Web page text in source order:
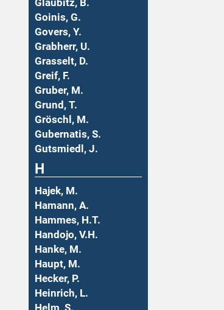
Glaubitz, B.
Goinis, G.
Govers, Y.
Grabherr, U.
Grasselt, D.
Greif, F.
Gruber, M.
Grund, T.
Gröschl, M.
Gubernatis, S.
Gutsmiedl, J.
H
Hajek, M.
Hamann, A.
Hammes, H.T.
Handojo, V.H.
Hanke, M.
Haupt, M.
Hecker, P.
Heinrich, L.
Helm, S.